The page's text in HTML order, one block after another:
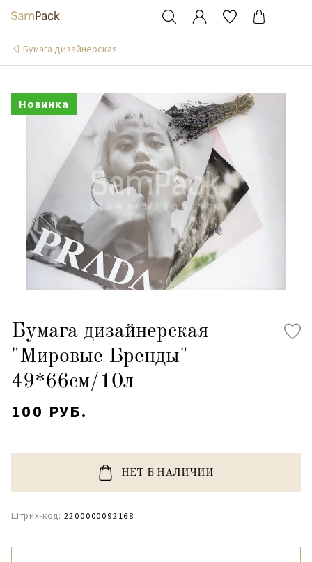
Бумага дизайнерская
Новинка
Бумага дизайнерская
"Мировые Бренды"
49*66см/10л
100 РУБ.
НЕТ В НАЛИЧИИ
Штрих-код: 2200000092168